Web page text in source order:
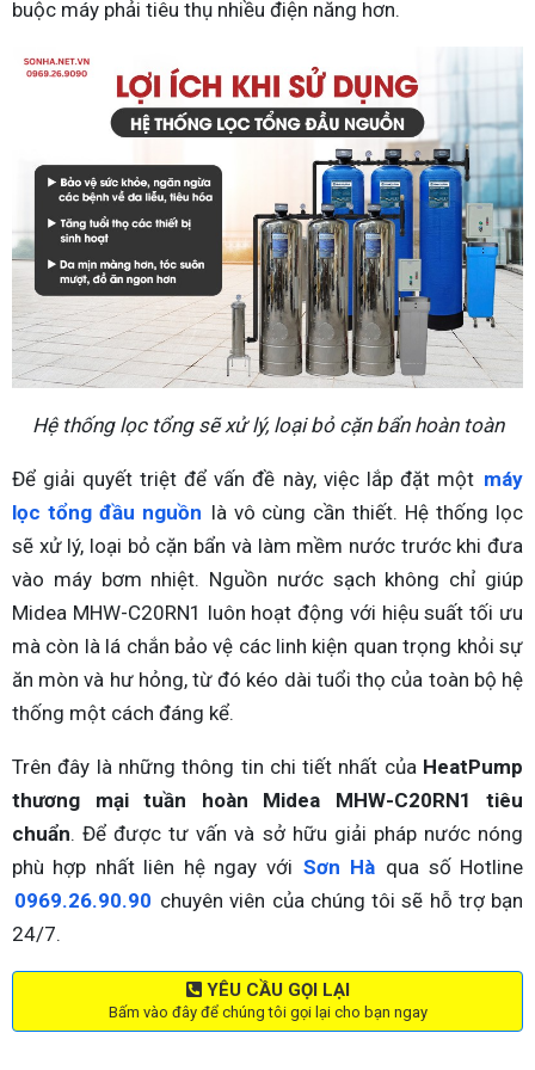
buộc máy phải tiêu thụ nhiều điện năng hơn.
Hệ thống lọc tổng sẽ xử lý, loại bỏ cặn bẩn hoàn toàn
Để giải quyết triệt để vấn đề này, việc lắp đặt một máy
lọc tổng đầu nguồn là vô cùng cần thiết. Hệ thống lọc
sẽ xử lý, loại bỏ cặn bẩn và làm mềm nước trước khi đưa
vào máy bơm nhiệt. Nguồn nước sạch không chỉ giúp
Midea MHW-C20RN1 luôn hoạt động với hiệu suất tối ưu
mà còn là lá chắn bảo vệ các linh kiện quan trọng khỏi sự
ăn mòn và hư hỏng, từ đó kéo dài tuổi thọ của toàn bộ hệ
thống một cách đáng kể.
Trên đây là những thông tin chi tiết nhất của HeatPump
thương mại tuần hoàn Midea MHW-C20RN1 tiêu
chuẩn. Để được tư vấn và sở hữu giải pháp nước nóng
phù hợp nhất liên hệ ngay với Sơn Hà qua số Hotline
0969.26.90.90 chuyên viên của chúng tôi sẽ hỗ trợ bạn
24/7.
YÊU CẦU GỌI LẠI
Bấm vào đây để chúng tôi gọi lại cho bạn ngay